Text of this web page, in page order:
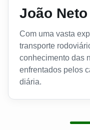
João Neto
Com uma vasta
transporte
conhecimento das
enfrentados pelos
diária.